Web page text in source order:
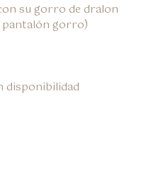
su gorro de dralon
pantalón gorro)
disponibilidad